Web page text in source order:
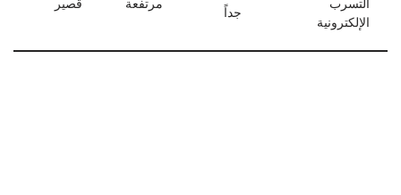
التسرب
الإلكترونية
جداً
مرتفعة قصير